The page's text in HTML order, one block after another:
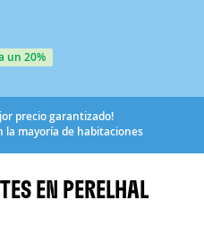
un 20%
precio garantizado!
la mayoría de habitaciones
EN PERELHAL